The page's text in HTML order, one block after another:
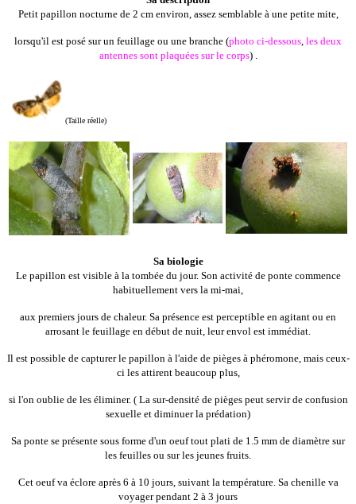
Petit papillon nocturne de 2 cm environ, assez semblable à une petite mite,
lorsqu'il est posé sur un feuillage ou une branche (photo ci-dessous, les deux
antennes sont plaquées sur le corps) .
(Taille réelle)
Sa biologie
Le papillon est visible à la tombée du jour. Son activité de ponte commence
habituellement vers la mi-mai,
aux premiers jours de chaleur. Sa présence est perceptible en agitant ou en
arrosant le feuillage en début de nuit, leur envol est immédiat.
Il est possible de capturer le papillon à l'aide de pièges à phéromone, mais ceux-
ci les attirent beaucoup plus,
si l'on oublie de les éliminer. ( La sur-densité de pièges peut servir de confusion
sexuelle et diminuer la prédation)
Sa ponte se présente sous forme d'un oeuf tout plati de 1.5 mm de diamètre sur
les feuilles ou sur les jeunes fruits.
Cet oeuf va éclore après 6 à 10 jours, suivant la température. Sa chenille va
voyager pendant 2 à 3 jours